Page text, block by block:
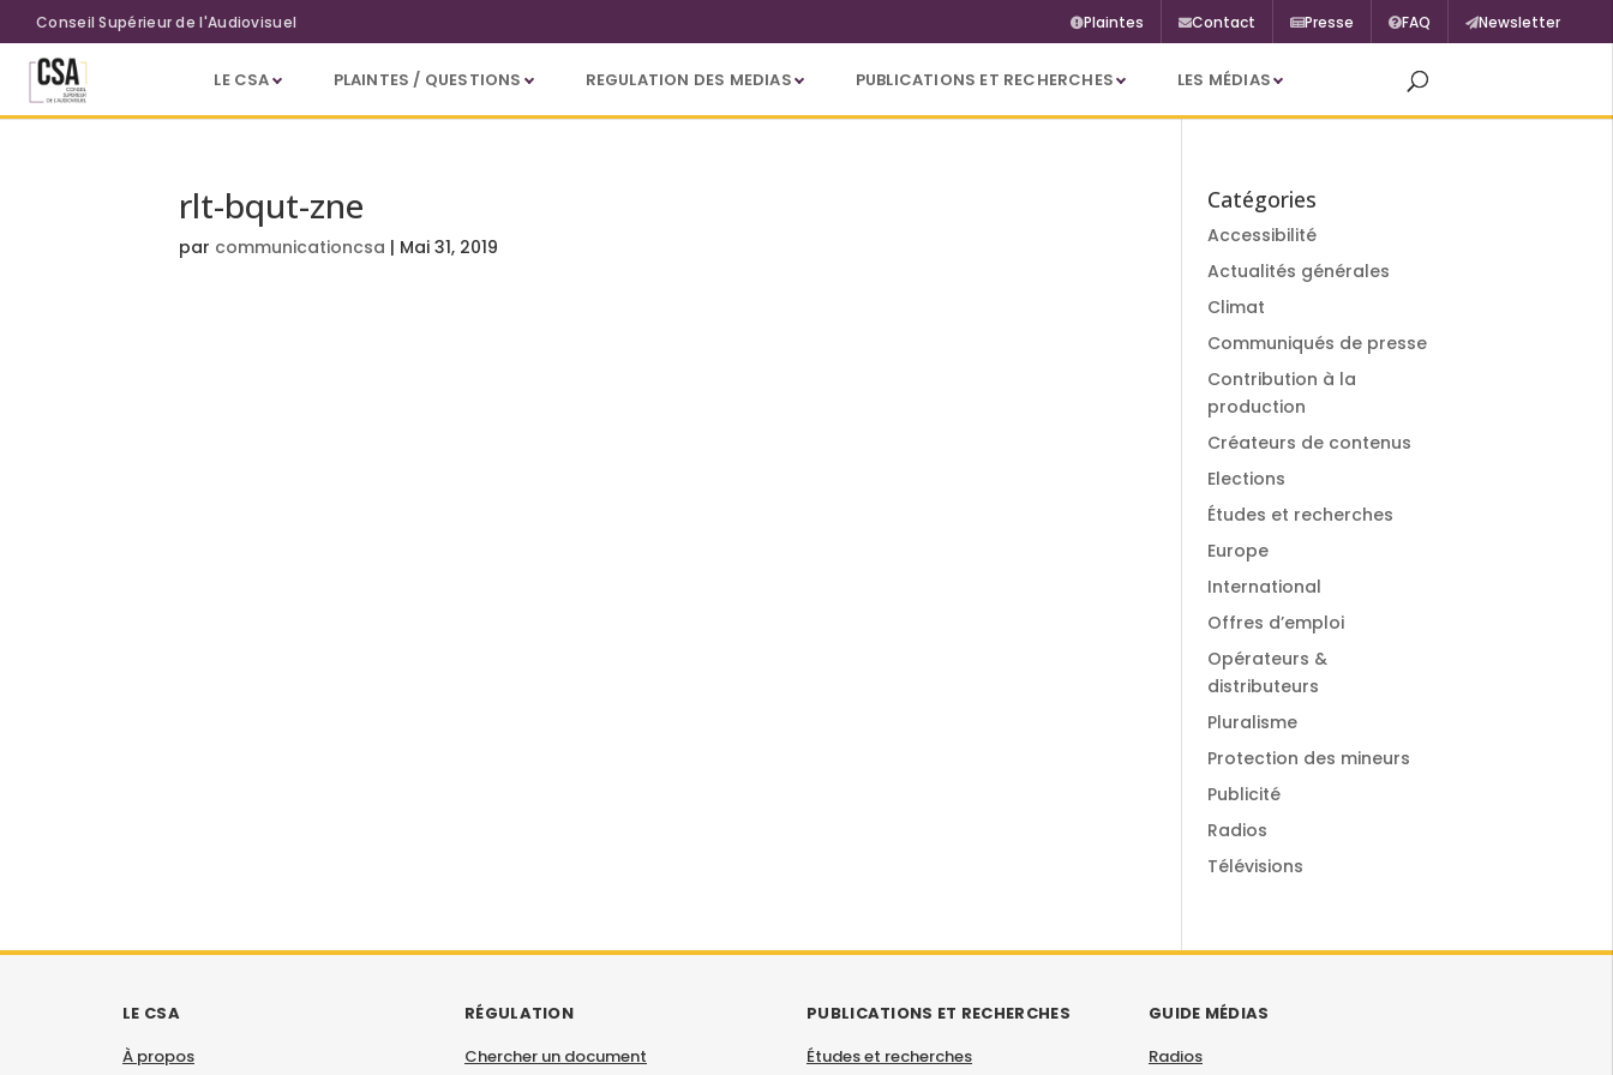
Aller au contenu principal
Conseil Supérieur de l'Audiovisuel Plaintes Contact Presse FAQ Newsletter
LE CSA PLAINTES / QUESTIONS REGULATION DES MEDIAS PUBLICATIONS ET RECHERCHES LES MÉDIAS
rlt-bqut-zne
par communicationcsa | Mai 31, 2019
Catégories
Accessibilité
Actualités générales
Climat
Communiqués de presse
Contribution à la
production
Créateurs de contenus
Elections
Études et recherches
Europe
International
Offres d’emploi
Opérateurs &
distributeurs
Pluralisme
Protection des mineurs
Publicité
Radios
Télévisions
LE CSA
À propos
RÉGULATION
Chercher un document
PUBLICATIONS ET RECHERCHES
Études et recherches
GUIDE MÉDIAS
Radios